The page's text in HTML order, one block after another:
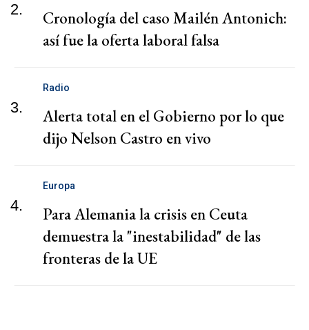
2.
Cronología del caso Mailén Antonich:
así fue la oferta laboral falsa
3.
Radio
Alerta total en el Gobierno por lo que
dijo Nelson Castro en vivo
4.
Europa
Para Alemania la crisis en Ceuta
demuestra la "inestabilidad" de las
fronteras de la UE